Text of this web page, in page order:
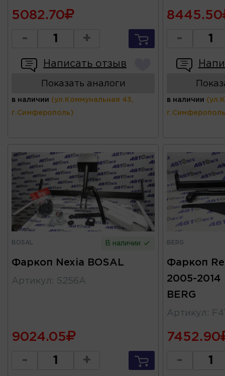
5082.70
- +
Написать отзыв
Показать аналоги
в наличии (ул.Коммунальная 43,
г.Симферополь)
8445.50
-
в наличии
BOSAL В наличии
Фаркоп Nexia BOSAL
Артикул : 5256A
9024.05
- +
BERG
Фаркоп
2005-
BERG
Артикул :
7452.90
-